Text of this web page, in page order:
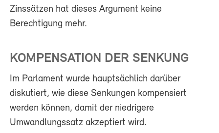
Zinssätzen hat dieses Argument keine
Berechtigung mehr.
KOMPENSATION DER SENKUNG
Im Parlament wurde hauptsächlich darüber
diskutiert, wie diese Senkungen kompensiert
werden können, damit der niedrigere
Umwandlungssatz akzeptiert wird.